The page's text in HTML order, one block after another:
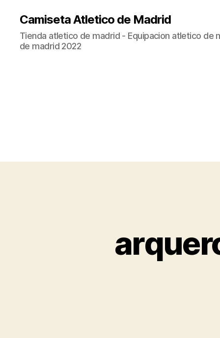
Camiseta Atletico de Madrid
Tienda atletico de madrid - Equipacion atletico de
de madrid 2022